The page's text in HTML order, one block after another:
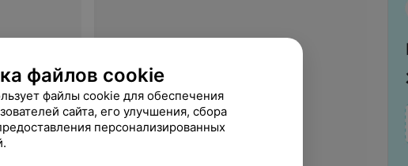
файлов cookie
файлы cookie для обеспечения
сайта, его улучшения, сбора
персонализированных